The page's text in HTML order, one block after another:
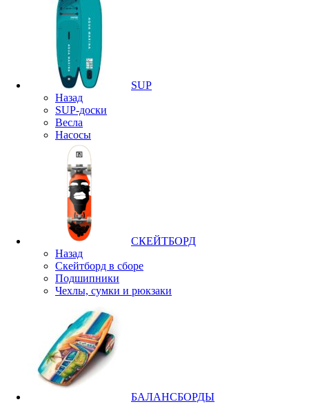
SUP
Назад
SUP-доски
Весла
Насосы
СКЕЙТБОРД
Назад
Скейтборд в сборе
Подшипники
Чехлы, сумки и рюкзаки
БАЛАНСБОРДЫ